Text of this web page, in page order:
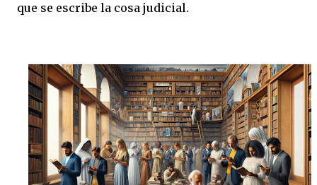
que se escribe la cosa judicial.